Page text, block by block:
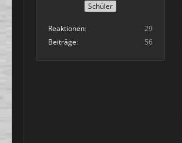
Schüler
Reaktionen
29
Beiträge
56